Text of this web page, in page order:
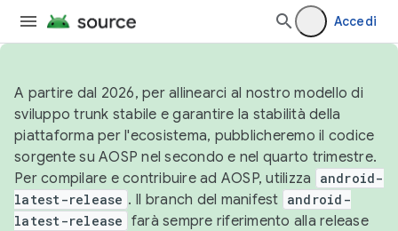
Accedi
A partire dal 2026, per allinearci al nostro modello di
sviluppo trunk stabile e garantire la stabilità della
piattaforma per l'ecosistema, pubblicheremo il codice
sorgente su AOSP nel secondo e nel quarto trimestre.
Per compilare e contribuire ad AOSP, utilizza
android-
latest-release . Il branch del manifest android-
latest-release farà sempre riferimento alla release